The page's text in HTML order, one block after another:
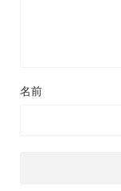
名前